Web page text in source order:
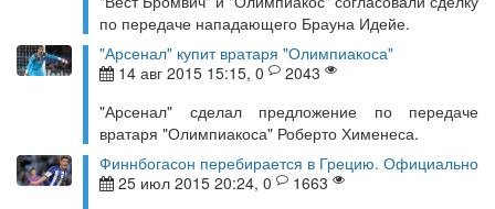
по передаче нападающего Брауна Идейе.
"Арсенал" купит вратаря "Олимпиакоса"
14 авг 2015 15:15, 0
2043
"Арсенал" сделал предложение по передаче
вратаря "Олимпиакоса" Роберто Хименеса.
Финнбогасон перебирается в Грецию. Официально
25 июл 2015 20:24, 0
1663